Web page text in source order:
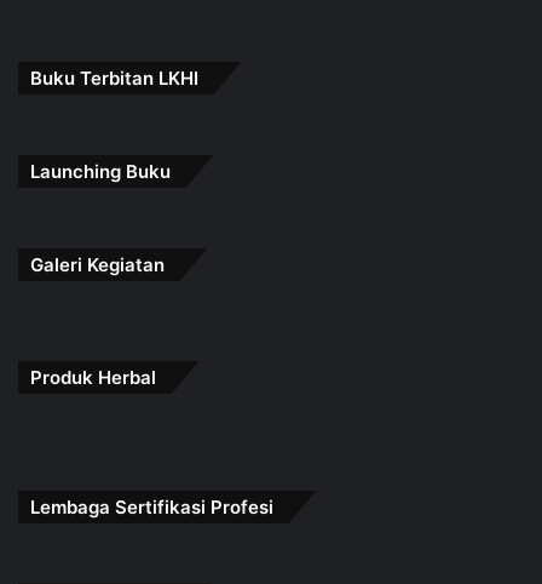
Buku Terbitan LKHI
Launching Buku
Galeri Kegiatan
Produk Herbal
Lembaga Sertifikasi Profesi